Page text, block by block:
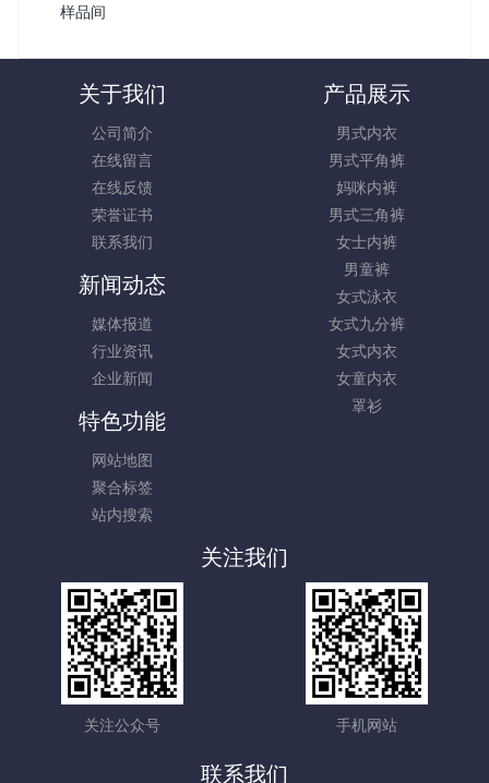
样品间
关于我们
公司简介
在线留言
在线反馈
荣誉证书
联系我们
产品展示
男式内衣
男式平角裤
妈咪内裤
男式三角裤
女士内裤
男童裤
女式泳衣
女式九分裤
女式内衣
女童内衣
罩衫
新闻动态
媒体报道
行业资讯
企业新闻
特色功能
网站地图
聚合标签
站内搜索
关注我们
关注公众号 手机网站
联系我们